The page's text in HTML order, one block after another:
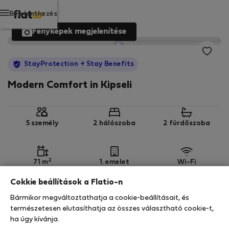
Bejelentkezés
Fényképek megjelenítése
StayProtection + Stay Benefits
Modern Comfort in Kipseli
5 személy 2 hálószoba 2 fürdőszoba
71 m2 1. emelet Wi-Fi
Az Ön tartózkodását ebben az ingatlanban a
StayProtection
Cokkie beállítások a Flatio-n
Bármikor megváltoztathatja a cookie-beállításait, és
természetesen elutasíthatja az összes választható cookie-t,
ha úgy kívánja.